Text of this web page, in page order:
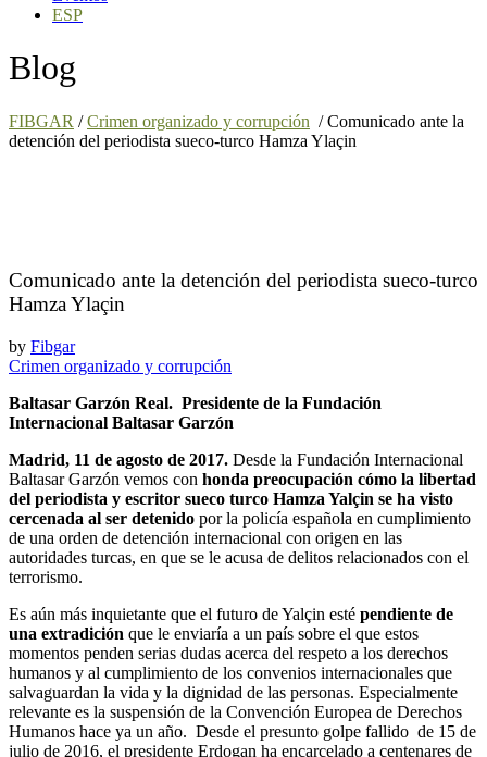
ESP
Blog
FIBGAR /Crimen organizado y corrupción /Comunicado ante la
detención del periodista sueco-turco Hamza Ylaçin
Comunicado ante la detención del periodista sueco-turco
Hamza Ylaçin
by Fibgar
Crimen organizado y corrupción
Baltasar Garzón Real. Presidente de la Fundación
Internacional Baltasar Garzón
Madrid, 11 de agosto de 2017. Desde la Fundación Internacional
Baltasar Garzón vemos con honda preocupación cómo la libertad
del periodista y escritor sueco turco Hamza Yalçin se ha visto
cercenada al ser detenido por la policía española en cumplimiento
de una orden de detención internacional con origen en las
autoridades turcas, en que se le acusa de delitos relacionados con el
terrorismo.
Es aún más inquietante que el futuro de Yalçin esté pendiente de
una extradición que le enviaría a un país sobre el que estos
momentos penden serias dudas acerca del respeto a los derechos
humanos y al cumplimiento de los convenios internacionales que
salvaguardan la vida y la dignidad de las personas. Especialmente
relevante es la suspensión de la Convención Europea de Derechos
Humanos hace ya un año. Desde el presunto golpe fallido de 15 de
julio de 2016, el presidente Erdogan ha encarcelado a centenares de